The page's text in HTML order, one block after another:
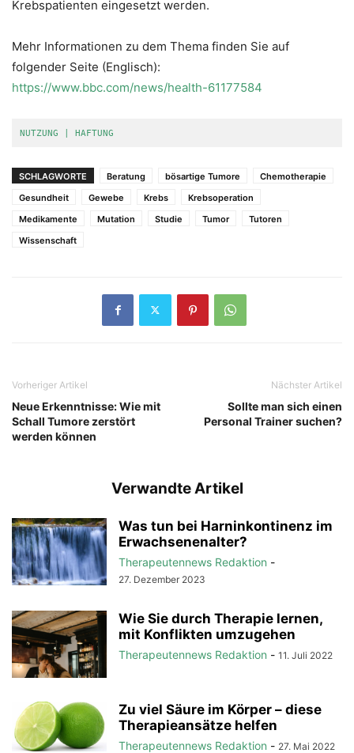
Krebspatienten eingesetzt werden.
Mehr Informationen zu dem Thema finden Sie auf
folgender Seite (Englisch):
https://www.bbc.com/news/health-61177584
NUTZUNG | HAFTUNG
SCHLAGWORTE Beratung bösartige Tumore
Chemotherapie
Gesundheit
Gewebe Krebs
Krebsoperation
Medikamente
Mutation Studie Tumor
Tutoren
Wissenschaft
Vorheriger Artikel
Neue Erkenntnisse: Wie mit
Schall Tumore zerstört
werden können
Nächster Artikel
Sollte man sich einen
Personal Trainer suchen?
Verwandte Artikel
Was tun bei Harninkontinenz im
Erwachsenenalter?
Therapeutennews Redaktion -
27. Dezember 2023
Wie Sie durch Therapie lernen,
mit Konflikten umzugehen
Therapeutennews Redaktion - 11. Juli 2022
Zu viel Säure im Körper – diese
Therapieansätze helfen
Therapeutennews Redaktion - 27. Mai 2022